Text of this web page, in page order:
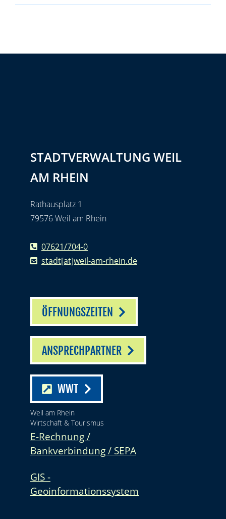
STADTVERWALTUNG WEIL
AM RHEIN
Rathausplatz 1
79576 Weil am Rhein
07621/704-0
stadt[at]weil-am-rhein.de
ÖFFNUNGSZEITEN
ANSPRECHPARTNER
WWT
Weil am Rhein
Wirtschaft & Tourismus
E-Rechnung /
Bankverbindung / SEPA
GIS -
Geoinformationssystem